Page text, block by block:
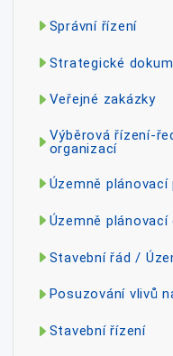
Správní řízení
Strategické
Veřejné zakázky
Výběrová řízení-
organizací
Územně plánovací
Územně
Stavební řád /
Posuzování vlivů
Stavební řízení